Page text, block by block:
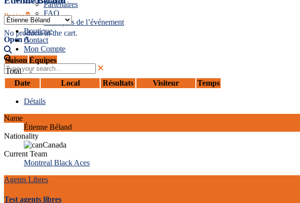
Panier 0
No products in the cart.
Partenaires
FAQ
Politiques de l’événement
Boutique
Contact
Mon Compte
Open A
Saison Équipes
Total
-
Date
Local Résultats Visiteur Temps
Détails
Name
Étienne Béland
Nationality
Canada
Current Team
Montreal Black Aces
Agents Libres
Test agents libres